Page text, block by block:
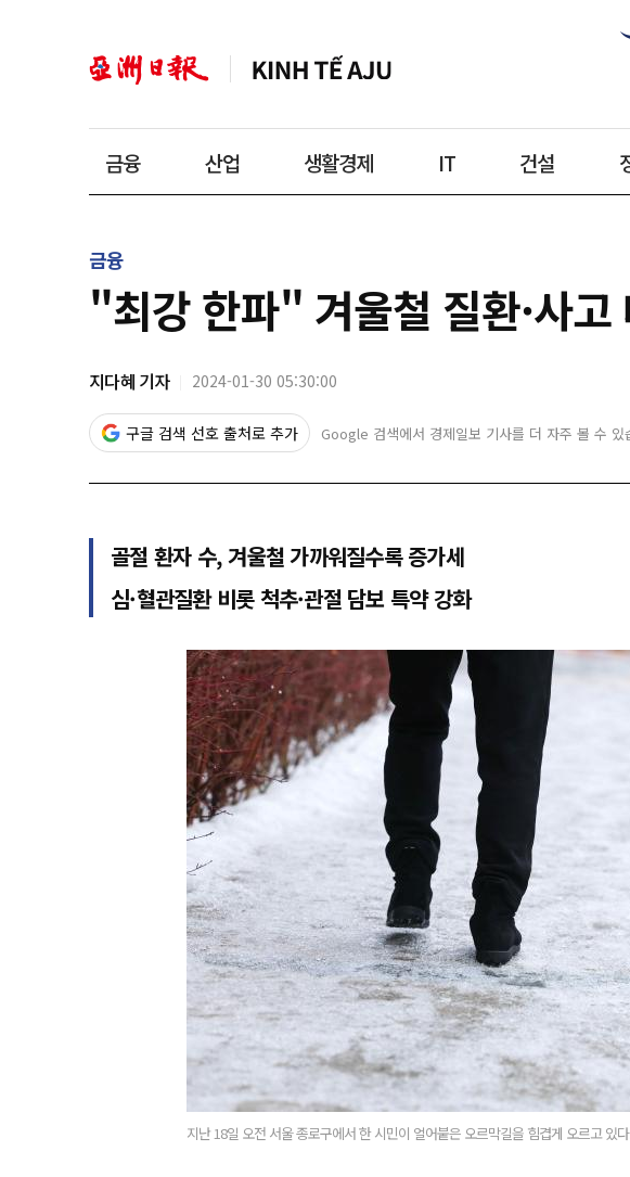
금융 산업 생활경제 IT 건설
금융
"최강 한파" 겨울철 질환·사
지다혜 기자 2024-01-30 05:30:00
구글 검색 선호 출처로 추가 Google 검색에서 경제일보 기사를 더 자주 볼 수 있
골절 환자 수, 겨울철 가까워질수록 증가세
심·혈관질환 비롯 척추·관절 담보 특약 강화
지난 18일 오전 서울 종로구에서 한 시민이 얼어붙은 오르막길을 힘겹게 오르고 있